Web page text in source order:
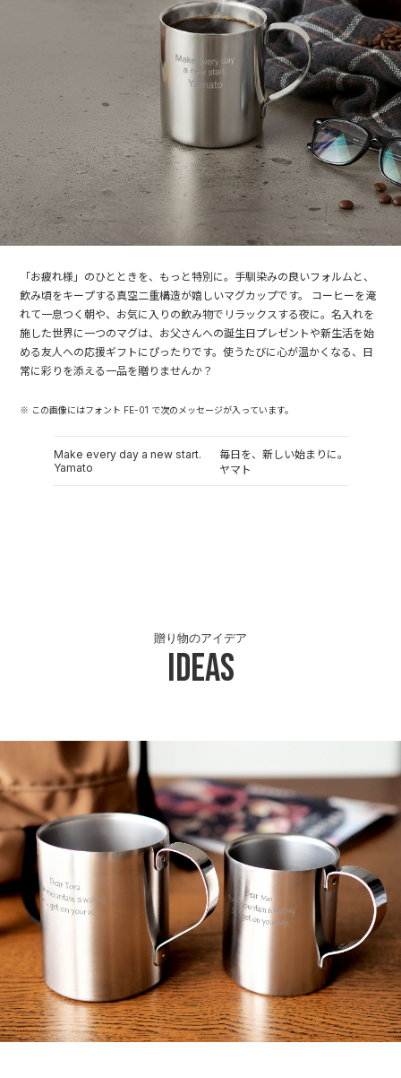
「お疲れ様」のひとときを、もっと特別に。手馴染みの良いフォルムと、
飲み頃をキープする真空二重構造が嬉しいマグカップです。 コーヒーを淹
れて一息つく朝や、お気に入りの飲み物でリラックスする夜に。名入れを
施した世界に一つのマグは、お父さんへの誕生日プレゼントや新生活を始
める友人への応援ギフトにぴったりです。使うたびに心が温かくなる、日
常に彩りを添える一品を贈りませんか？
※ この画像にはフォント FE-01 で次のメッセージが入っています。
Make every day a new start.
Yamato
毎日を、新しい始まりに。
ヤマト
Ideas
贈り物のアイデア